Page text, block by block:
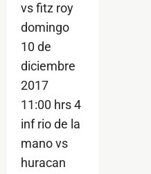
vs fitz roy
domingo
10 de
diciembre
2017
11:00 hrs 4
inf rio de la
mano vs
huracan